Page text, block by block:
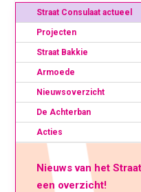
Straat Consulaat actueel
Projecten
Straat Bakkie
Armoede
Nieuwsoverzicht
De Achterban
Acties
Nieuws van het
een overzicht!